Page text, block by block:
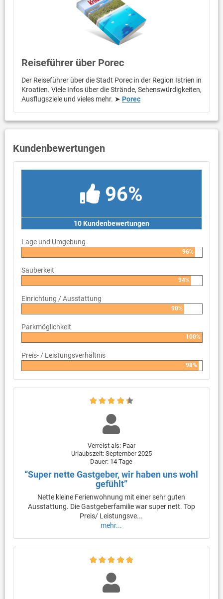
Reiseführer über Porec
Der Reiseführer über die Stadt Porec in der Region Istrien in
Kroatien. Viele Infos über die Strände, Sehenswürdigkeiten,
Ausflugsziele und vieles mehr. ➤ Porec
Kundenbewertungen
96%
10 Kundenbewertungen
Lage und Umgebung
96%
Sauberkeit
94%
Einrichtung / Ausstattung
90%
Parkmöglichkeit
100%
Preis- / Leistungsverhältnis
98%
Verreist als: Paar
Urlaubszeit: September 2025
Dauer: 14 Tage
“Super nette Gastgeber, wir haben uns wohl
gefühlt”
Nette kleine Ferienwohnung mit einer sehr guten
Ausstattung. Die Gastgeberfamilie war super nett. Top
Preis/ Leistungsve...
mehr...